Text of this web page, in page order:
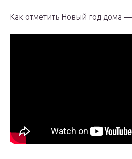
Как отметить Новый год дома